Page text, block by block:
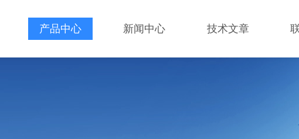
产品中心 新闻中心 技术文章